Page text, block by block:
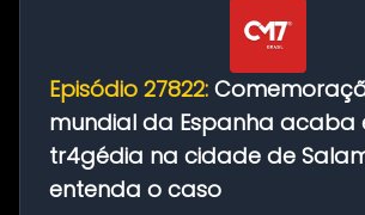
Episódio 27822:
mundial da Espanha acaba
tr4gédia na cidade de
entenda o caso